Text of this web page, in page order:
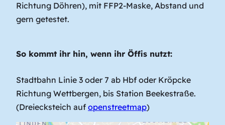
Richtung Döhren), mit FFP2-Maske, Abstand und
gern getestet.
So kommt ihr hin, wenn ihr Öffis nutzt:
Stadtbahn Linie 3 oder 7 ab Hbf oder Kröpcke
Richtung Wettbergen, bis Station Beekestraße.
(Dreiecksteich auf openstreetmap)